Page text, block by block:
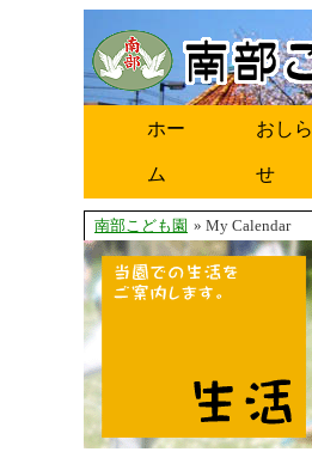
ホー
ム
おしら
せ
南部こども園 » My Calendar